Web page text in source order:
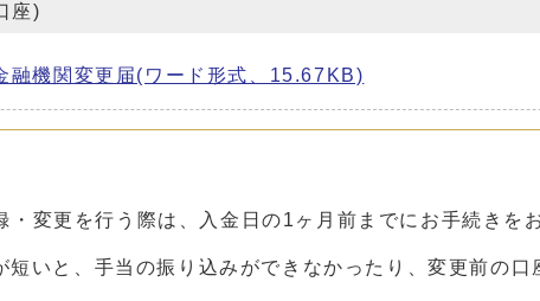
座)
融機関変更届(ワード形式、15.67KB)
・変更を行う際は、入金日の1ヶ月前までにお手続きを
いと、手当の振り込みができなかったり、変更前の口